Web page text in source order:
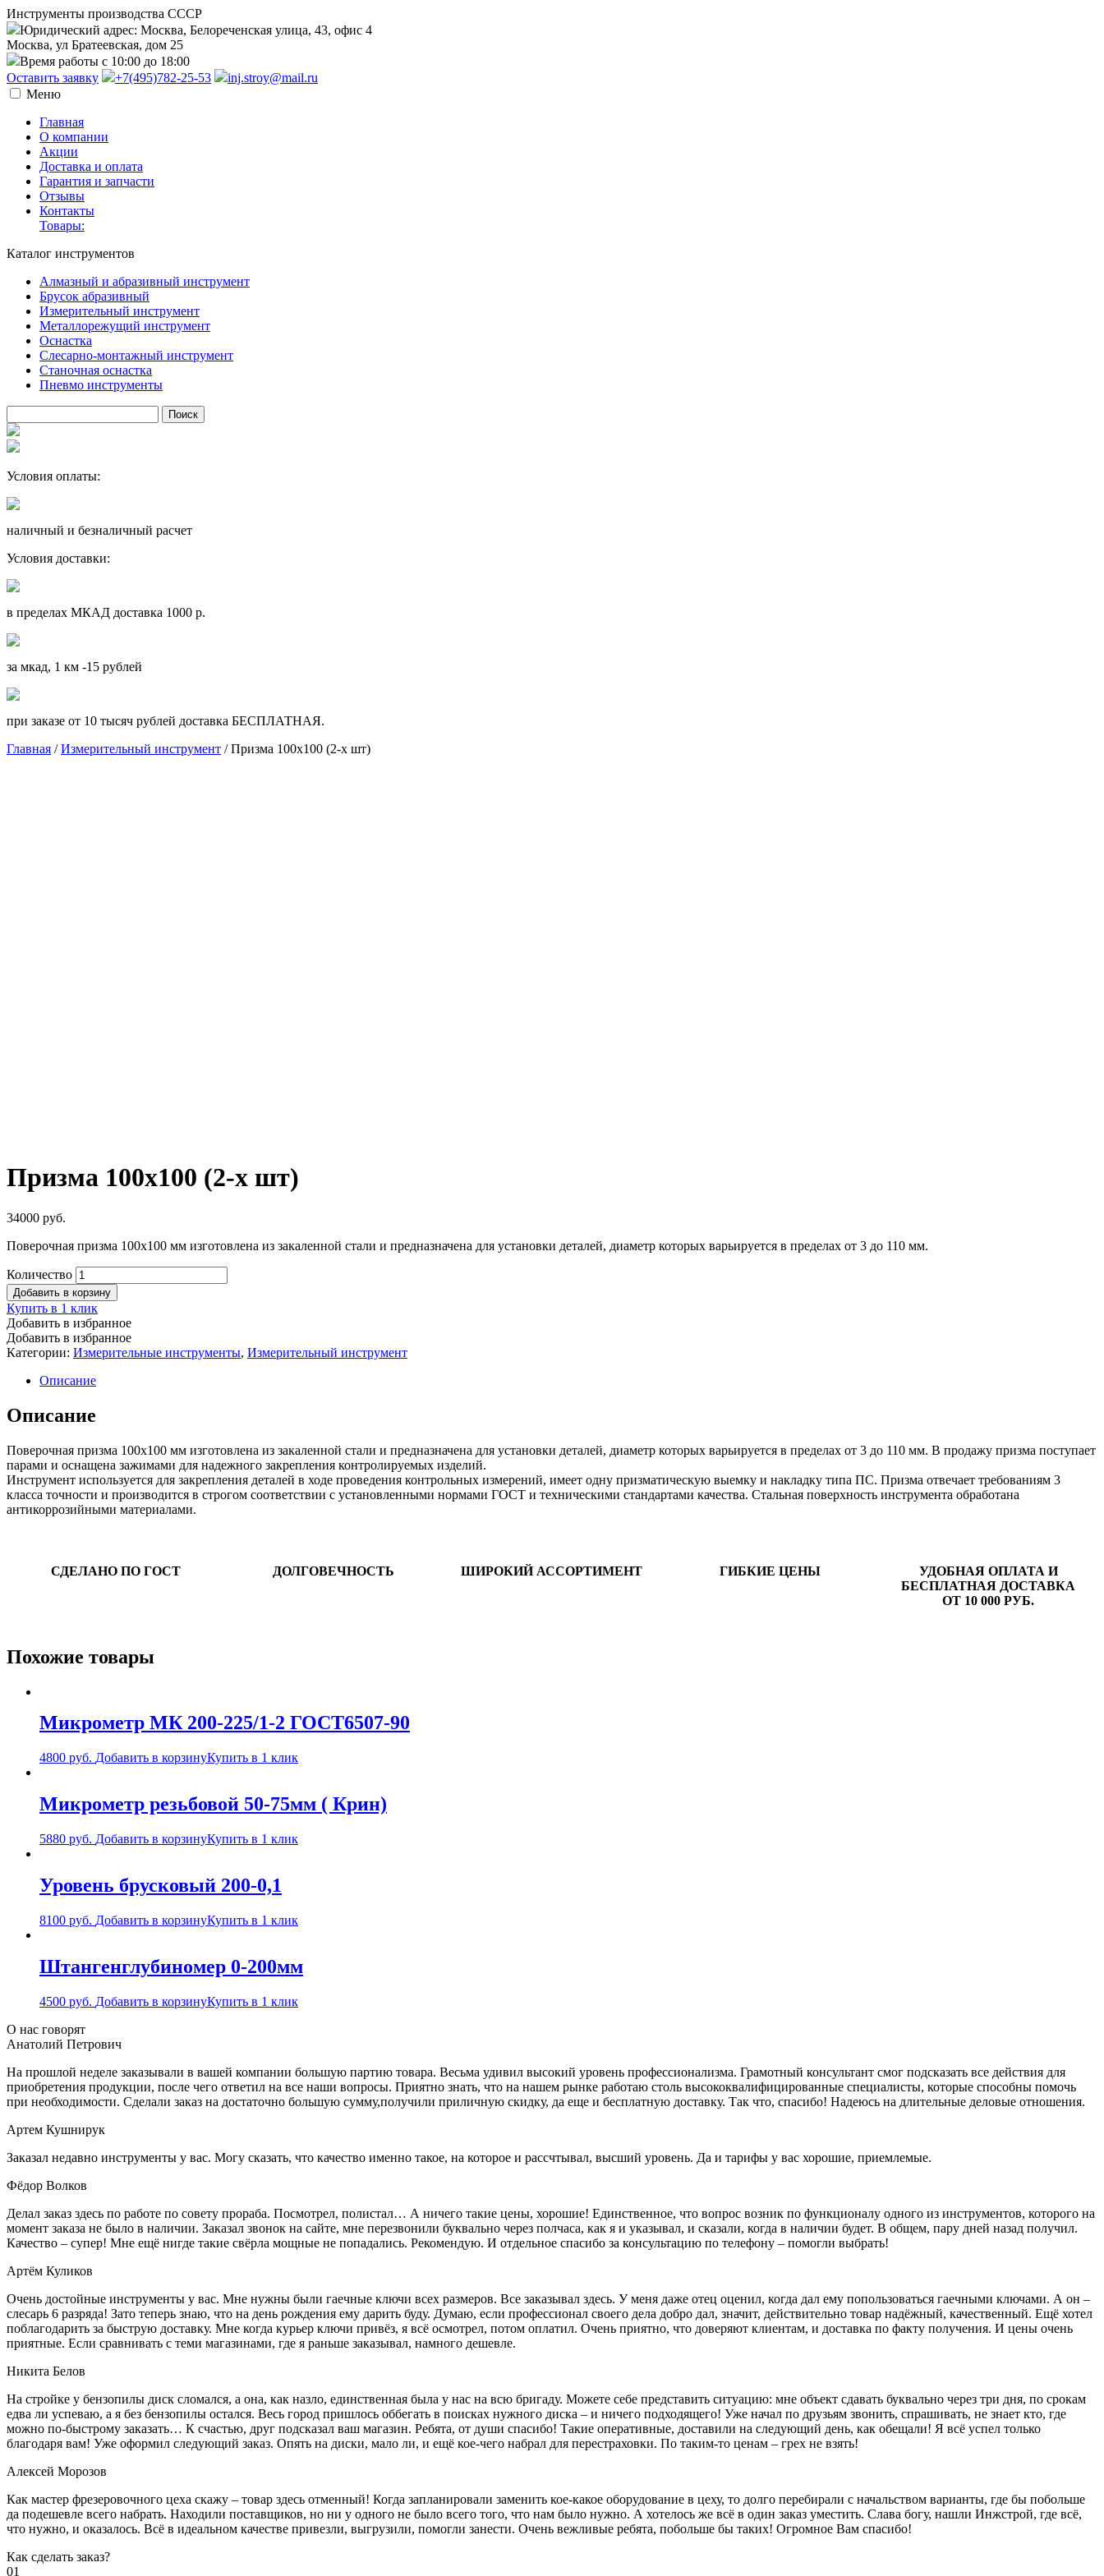
Инструменты производства СССР
Юридический адрес: Москва, Белореченская улица, 43, офис 4
Москва, ул Братеевская, дом 25
Время работы с 10:00 до 18:00
Оставить заявку
+7(495)782-25-53
inj.stroy@mail.ru
Меню
Главная
О компании
Акции
Доставка и оплата
Гарантия и запчасти
Отзывы
Контакты
Товары:
Каталог инструментов
Алмазный и абразивный инструмент
Брусок абразивный
Измерительный инструмент
Металлорежущий инструмент
Оснастка
Слесарно-монтажный инструмент
Станочная оснастка
Пневмо инструменты
Условия оплаты:
наличный и безналичный расчет
Условия доставки:
в пределах МКАД доставка 1000 р.
за мкад, 1 км -15 рублей
при заказе от 10 тысяч рублей доставка БЕСПЛАТНАЯ.
Главная /Измерительный инструмент / Призма 100х100 (2-х шт)
Призма 100х100 (2-х шт)
34000 руб.
Поверочная призма 100х100 мм изготовлена из закаленной стали и предназначена для установки деталей, диаметр которых варьируется в пределах от 3 до 110 мм.
Количество
Добавить в корзину
Купить в 1 клик
Добавить в избранное
Добавить в избранное
Категории: Измерительные инструменты, Измерительный инструмент
Описание
Описание
Поверочная призма 100х100 мм изготовлена из закаленной стали и предназначена для установки деталей, диаметр которых варьируется в пределах от 3 до 110 мм. В продажу призма поступает
парами и оснащена зажимами для надежного закрепления контролируемых изделий.
Инструмент используется для закрепления деталей в ходе проведения контрольных измерений, имеет одну призматическую выемку и накладку типа ПС. Призма отвечает требованиям 3
класса точности и производится в строгом соответствии с установленными нормами ГОСТ и техническими стандартами качества. Стальная поверхность инструмента обработана
антикоррозийными материалами.
СДЕЛАНО ПО ГОСТ ДОЛГОВЕЧНОСТЬ ШИРОКИЙ АССОРТИМЕНТ ГИБКИЕ ЦЕНЫ
УДОБНАЯ ОПЛАТА И
БЕСПЛАТНАЯ ДОСТАВКА
ОТ 10 000 РУБ.
Похожие товары
Микрометр МК 200-225/1-2 ГОСТ6507-90
4800 руб. Добавить в корзинуКупить в 1 клик
Микрометр резьбовой 50-75мм ( Крин)
5880 руб. Добавить в корзинуКупить в 1 клик
Уровень брусковый 200-0,1
8100 руб. Добавить в корзинуКупить в 1 клик
Штангенглубиномер 0-200мм
4500 руб. Добавить в корзинуКупить в 1 клик
О нас говорят
Анатолий Петрович
На прошлой неделе заказывали в вашей компании большую партию товара. Весьма удивил высокий уровень профессионализма. Грамотный консультант смог подсказать все действия для
приобретения продукции, после чего ответил на все наши вопросы. Приятно знать, что на нашем рынке работаю столь высококвалифицированные специалисты, которые способны помочь
при необходимости. Сделали заказ на достаточно большую сумму,получили приличную скидку, да еще и бесплатную доставку. Так что, спасибо! Надеюсь на длительные деловые отношения.
Артем Кушнирук
Заказал недавно инструменты у вас. Могу сказать, что качество именно такое, на которое и рассчтывал, высший уровень. Да и тарифы у вас хорошие, приемлемые.
Фёдор Волков
Делал заказ здесь по работе по совету прораба. Посмотрел, полистал… А ничего такие цены, хорошие! Единственное, что вопрос возник по функционалу одного из инструментов, которого на
момент заказа не было в наличии. Заказал звонок на сайте, мне перезвонили буквально через полчаса, как я и указывал, и сказали, когда в наличии будет. В общем, пару дней назад получил.
Качество – супер! Мне ещё нигде такие свёрла мощные не попадались. Рекомендую. И отдельное спасибо за консультацию по телефону – помогли выбрать!
Артём Куликов
Очень достойные инструменты у вас. Мне нужны были гаечные ключи всех размеров. Все заказывал здесь. У меня даже отец оценил, когда дал ему попользоваться гаечными ключами. А он –
слесарь 6 разряда! Зато теперь знаю, что на день рождения ему дарить буду. Думаю, если профессионал своего дела добро дал, значит, действительно товар надёжный, качественный. Ещё хотел
поблагодарить за быструю доставку. Мне когда курьер ключи привёз, я всё осмотрел, потом оплатил. Очень приятно, что доверяют клиентам, и доставка по факту получения. И цены очень
приятные. Если сравнивать с теми магазинами, где я раньше заказывал, намного дешевле.
Никита Белов
На стройке у бензопилы диск сломался, а она, как назло, единственная была у нас на всю бригаду. Можете себе представить ситуацию: мне объект сдавать буквально через три дня, по срокам
едва ли успеваю, а я без бензопилы остался. Весь город пришлось оббегать в поисках нужного диска – и ничего подходящего! Уже начал по друзьям звонить, спрашивать, не знает кто, где
можно по-быстрому заказать… К счастью, друг подсказал ваш магазин. Ребята, от души спасибо! Такие оперативные, доставили на следующий день, как обещали! Я всё успел только
благодаря вам! Уже оформил следующий заказ. Опять на диски, мало ли, и ещё кое-чего набрал для перестраховки. По таким-то ценам – грех не взять!
Алексей Морозов
Как мастер фрезеровочного цеха скажу – товар здесь отменный! Когда запланировали заменить кое-какое оборудование в цеху, то долго перебирали с начальством варианты, где бы побольше
да подешевле всего набрать. Находили поставщиков, но ни у одного не было всего того, что нам было нужно. А хотелось же всё в один заказ уместить. Слава богу, нашли Инжстрой, где всё,
что нужно, и оказалось. Всё в идеальном качестве привезли, выгрузили, помогли занести. Очень вежливые ребята, побольше бы таких! Огромное Вам спасибо!
Как сделать заказ?
01